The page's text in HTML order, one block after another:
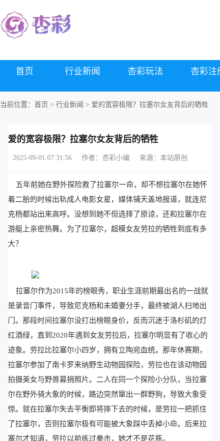
首页 行业新闻 杏彩玩法 杏彩注
当前位置： 首页 > 行业新闻 > 爱的宽容极限？拉塞尔女友背后的牺牲
爱的宽容极限？拉塞尔女友背后的牺牲
2025-09-01 07:31:56 作者：杏彩小编 来源：本站原创
五年前她在野外探险救了拉塞尔一命，却不想拉塞尔在她怀
着二胎的时候出轨成人电影女星，媒体铺天盖地报道，就连尼
克杨都站出来高呼。没想到她不但选择了原谅，还和拉塞尔在
游艇上亲密热舞。为了拉塞尔，超模女友劳拉的牺牲到底有多
大？
拉塞尔作为2015年的榜眼秀，职业生涯前期最出名的一战就
是录音门事件，导致尼克杨和未婚妻分手，最终被湖人扫地出
门。那段时间拉塞尔没打出榜眼身价，反而沉迷于洛杉矶的灯
红酒绿，直到2020年遇到女友劳拉后，拉塞尔明显有了收心的
迹象。劳拉比拉塞尔小四岁，拥有立陶宛血统。那年休赛期，
拉塞尔参加了南卡罗来纳野生动物园探险，劳拉也在该动物园
拍摄美女与野兽募捐照片。二人在同一个探险小分队，当拉塞
尔在野外骑大象的时候，路边突然窜出一群野狗，导致大象受
惊。就在拉塞尔失去平衡即将摔下去的时候，是劳拉一把抓住
了拉塞尔，否则拉塞尔极有可能被大象踩中丢掉小命。后来拉
塞尔才知道，劳拉以前练过拳击，她才不是花瓶。